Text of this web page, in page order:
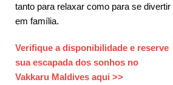
tanto para relaxar como para se divertir
em família.
Verifique a disponibilidade e reserve
sua escapada dos sonhos no
Vakkaru Maldives aqui >>